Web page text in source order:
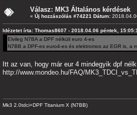
Válasz: MK3 Általános kérdések
« Új hozzászólás #74221 Dátum:
Idézetet írta: Thomas8607 - 2018.04.06 péntek,
Elvileg N7BA a DPF nélküli euro 4-es
N7BB a DPF-es euro4-es és elektromos az EGR is, a
Itt az van, hogy már eur 4 mindegyik dpf
http://www.mondeo.hu/FAQ/
Mk3 2.0tdci+DPF Titanium X (N7BB)